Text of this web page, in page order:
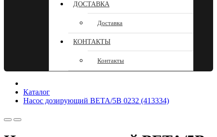
ДОСТАВКА
Доставка
КОНТАКТЫ
Контакты
Каталог
Насос дозирующий BETA/5B 0232 (413334)